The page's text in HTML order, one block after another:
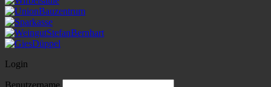
Login
Benutzername